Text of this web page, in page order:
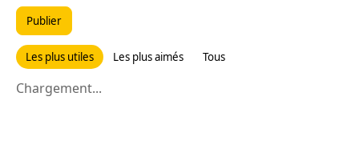
Publier
Les plus utiles Les plus aimés Tous
Chargement...